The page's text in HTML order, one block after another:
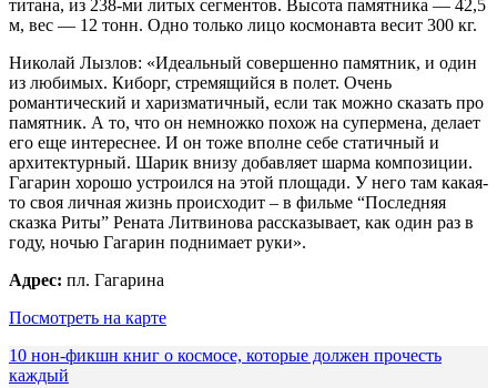
титана, из 238-ми литых сегментов. Высота памятника — 42,5
м, вес — 12 тонн. Одно только лицо космонавта весит 300 кг.
Николай Лызлов: «Идеальный совершенно памятник, и один
из любимых. Киборг, стремящийся в полет. Очень
романтический и харизматичный, если так можно сказать про
памятник. А то, что он немножко похож на супермена, делает
его еще интереснее. И он тоже вполне себе статичный и
архитектурный. Шарик внизу добавляет шарма композиции.
Гагарин хорошо устроился на этой площади. У него там какая-
то своя личная жизнь происходит – в фильме “Последняя
сказка Риты” Рената Литвинова рассказывает, как один раз в
году, ночью Гагарин поднимает руки».
Адрес: пл. Гагарина
Посмотреть на карте
10 нон-фикшн книг о космосе, которые должен прочесть
каждый